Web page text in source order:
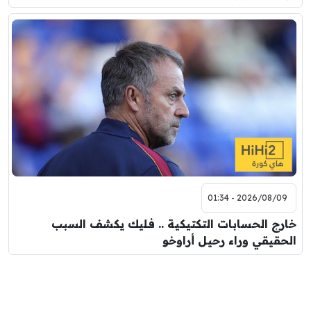
2026/08/09 - 01:34
خارج الحسابات التكتيكية .. فليك يكشف السبب
الحقيقي وراء رحيل أراوخو